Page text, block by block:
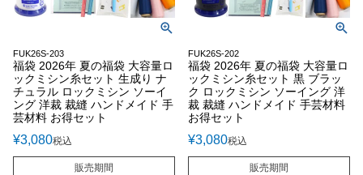
FUK26S-203
福袋 2026年 夏の福袋 大容量ロ
ックミシン糸セット 生成り ナ
チュラル ロックミシン ソーイ
ング 洋裁 裁縫 ハンドメイド 手
芸材料 お得セット
¥3,080税込
販売期間
FUK26S-202
福袋 2026年 夏の福袋 大容量ロ
ックミシン糸セット 黒 ブラッ
ク ロックミシン ソーイング 洋
裁 裁縫 ハンドメイド 手芸材料
お得セット
¥3,080税込
販売期間